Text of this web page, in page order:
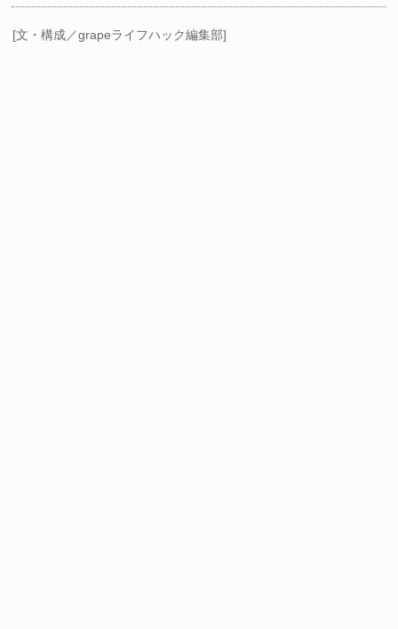
[文・構成／grapeライフハック編集部]